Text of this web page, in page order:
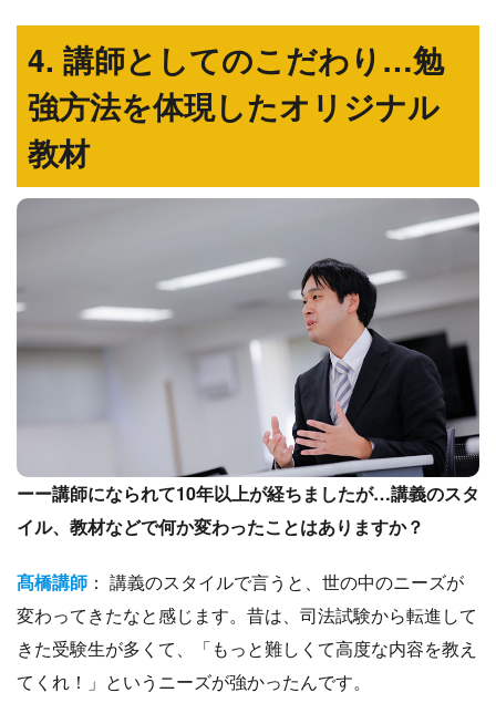
4. 講師としてのこだわり…勉
強方法を体現したオリジナル
教材
ーー講師になられて10年以上が経ちましたが…講義のスタ
イル、教材などで何か変わったことはありますか？
髙橋講師 ： 講義のスタイルで言うと、世の中のニーズが
変わってきたなと感じます。昔は、司法試験から転進して
きた受験生が多くて、「もっと難しくて高度な内容を教え
てくれ！」というニーズが強かったんです。